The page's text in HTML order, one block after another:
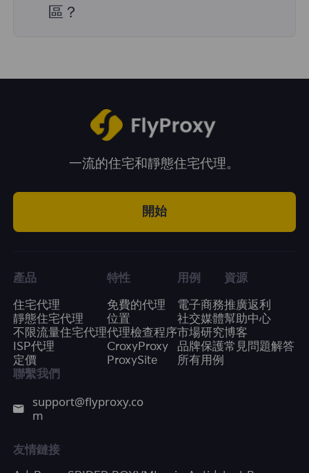
國家的IP地址。
區？
一流的住宅和靜態住宅代理。
開始
產品
住宅代理
靜態住宅代理
不限流量住宅代理
ISP代理
定價
特性
免費的代理
位置
代理檢查程序
CroxyProxy
ProxySite
用例
電子商務
社交媒體
市場研究
品牌保護
所有用例
資源
推廣返利
幫助中心
博客
常見問題解答
聯繫我們
support@flyproxy.co
m
友情鏈接